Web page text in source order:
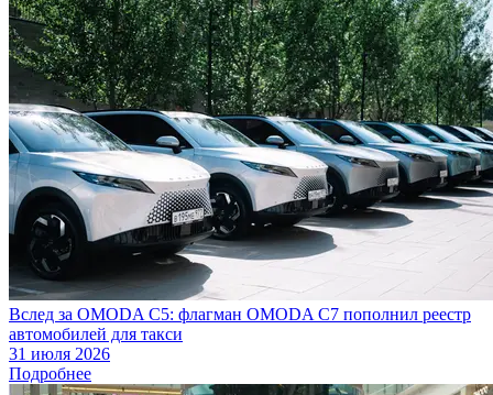
Вслед за OMODA C5: флагман OMODA C7 пополнил реестр
автомобилей для такси
31 июля 2026
Подробнее